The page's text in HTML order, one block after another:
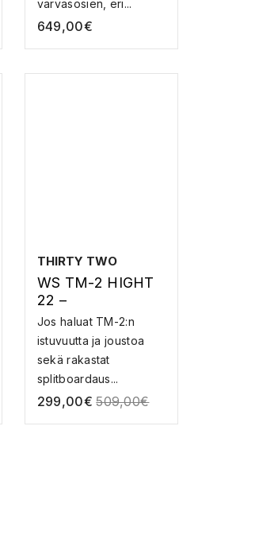
varvasosien, eri...
649,00€
THIRTY TWO
WS TM-2 HIGHT
22 –
LUMILAUTAKENG
ÄT
Jos haluat TM-2:n
istuvuutta ja joustoa
sekä rakastat
splitboardaus...
299,00€ 509,00€